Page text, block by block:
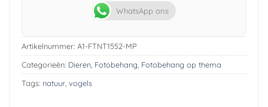
WhatsApp ons
Artikelnummer: A1-FTNT1552-MP
Categorieën: Dieren, Fotobehang Fotobehang op thema
Tags: natuur, vogels